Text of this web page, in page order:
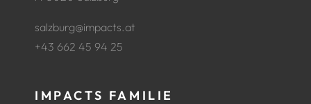
salzburg@impacts.at
+43 662 45 94 25
IMPACTS FAMILIE